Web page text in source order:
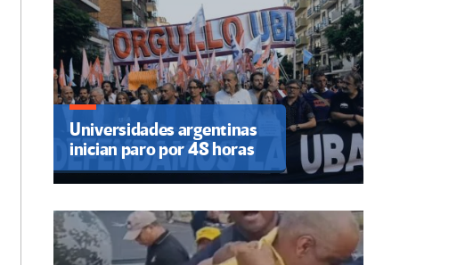
Universidades argentinas
inician paro por 48 horas